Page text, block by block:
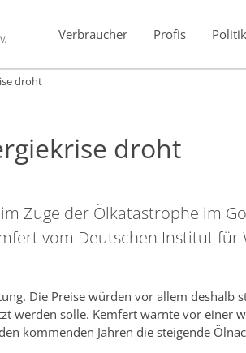
Verbraucher
Profis Politik
droht
droht
Zuge der Ölkatastrophe im
vom Deutschen Institut
Die Preise würden vor allem deshalb
werden solle. Kemfert warnte vor einer
kommenden Jahren die steigende